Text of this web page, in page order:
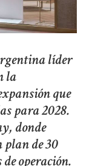
líder
la
que
para 2028.
donde
plan de 30
operación.